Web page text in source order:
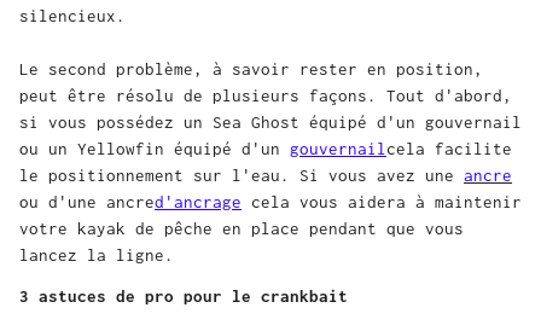
silencieux.
Le second problème, à savoir rester en position,
peut être résolu de plusieurs façons. Tout d'abord,
si vous possédez un Sea Ghost équipé d'un gouvernail
ou un Yellowfin équipé d'un
gouvernailcela facilite
le positionnement sur l'eau. Si vous avez une ancre
ou d'une ancred'ancrage cela vous aidera à maintenir
votre kayak de pêche en place pendant que vous
lancez la ligne.
3 astuces de pro pour le crankbait